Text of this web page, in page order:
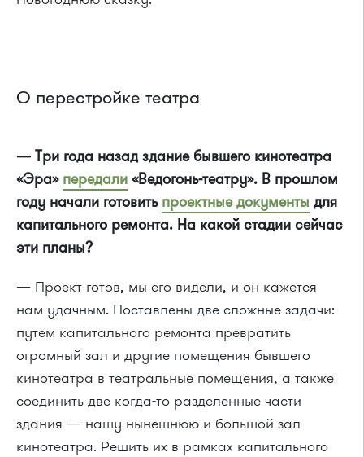
О перестройке театра
— Три года назад здание бывшего кинотеатра
«Эра» передали «Ведогонь-театру». В прошлом
году начали готовить проектные документы для
капитального ремонта. На какой стадии сейчас
эти планы?
— Проект готов, мы его видели, и он кажется
нам удачным. Поставлены две сложные задачи:
путем капитального ремонта превратить
огромный зал и другие помещения бывшего
кинотеатра в театральные помещения, а также
соединить две когда-то разделенные части
здания — нашу нынешнюю и большой зал
кинотеатра. Решить их в рамках капитального